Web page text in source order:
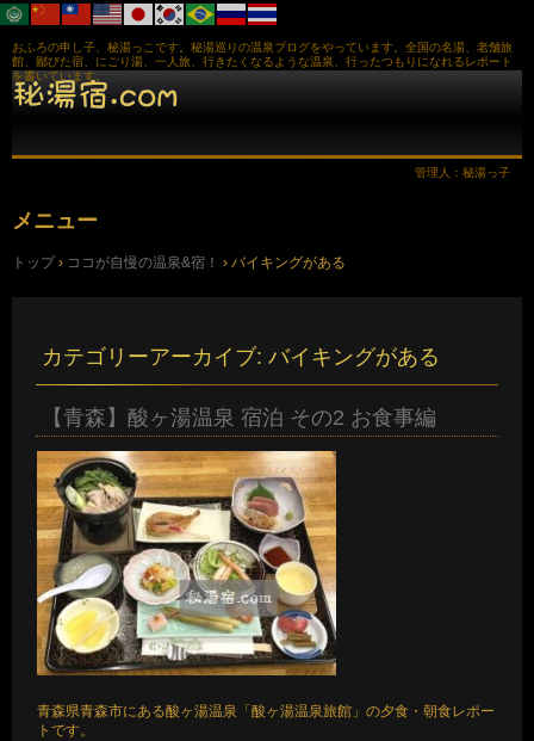
おふろの申し子、秘湯っこです。秘湯巡りの温泉ブログをやっています。全国の名湯、老舗旅
館、鄙びた宿、にごり湯、一人旅、行きたくなるような温泉、行ったつもりになれるレポート
を書いています。
管理人：秘湯っ子
メニュー
ン
トップ › ココが自慢の温泉&宿！ › バイキングがある
カテゴリーアーカイブ: バイキングがある
【青森】酸ヶ湯温泉 宿泊 その2 お食事編
青森県青森市にある酸ヶ湯温泉「酸ヶ湯温泉旅館」の夕食・朝食レポー
トです。